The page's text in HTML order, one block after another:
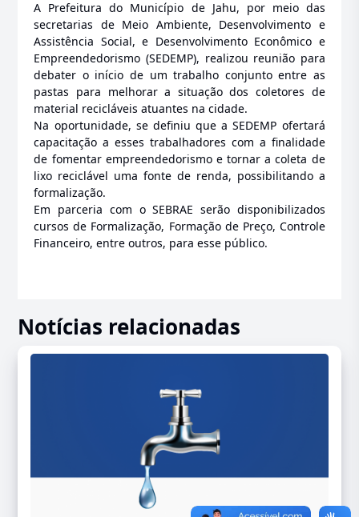
A Prefeitura do Município de Jahu, por meio das
secretarias de Meio Ambiente, Desenvolvimento e
Assistência Social, e Desenvolvimento Econômico e
Empreendedorismo (SEDEMP), realizou reunião para
debater o início de um trabalho conjunto entre as
pastas para melhorar a situação dos coletores de
material recicláveis atuantes na cidade.
Na oportunidade, se definiu que a SEDEMP ofertará
capacitação a esses trabalhadores com a finalidade
de fomentar empreendedorismo e tornar a coleta de
lixo reciclável uma fonte de renda, possibilitando a
formalização.
Em parceria com o SEBRAE serão disponibilizados
cursos de Formalização, Formação de Preço, Controle
Financeiro, entre outros, para esse público.
Notícias relacionadas